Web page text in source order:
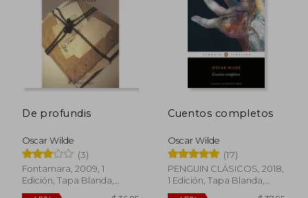
De profundis
Oscar Wilde
(3)
Fontamara, 2009, 1
Edición, Tapa Blanda,
Nuevo
Cuentos completos
Oscar Wilde
(17)
PENGUIN CLÁSICOS, 2018,
1 Edición, Tapa Blanda,
Nuevo